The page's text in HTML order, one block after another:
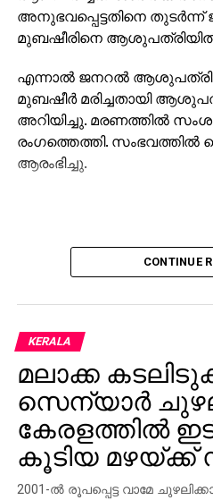
അനുഭവപ്പെട്ടതിനെ തുടര്‍ന്ന്
മുബഷീരിനെ ആശുപത്രിയില്‍
എന്നാല്‍ ജനറല്‍
മുബഷീര്‍ മരിച്ചതായി
അറിയിച്ചു. മരണത്തില്‍
രംഗത്തെത്തി.
ആരംഭിച്ചു.
CONTINUE
KERALA
മലാക്ക
സെന്യാര്‍
കേരളത്തില്‍
കൂടിയ
2001-ല്‍ രൂപപ്പെട്ട വാമേ